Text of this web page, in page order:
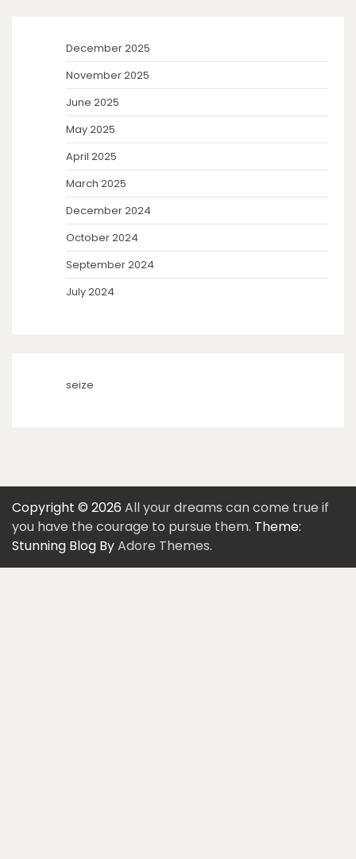
December 2025
November 2025
June 2025
May 2025
April 2025
March 2025
December 2024
October 2024
September 2024
July 2024
seize
Copyright © 2026 All your dreams can come true if
you have the courage to pursue them. Theme:
Stunning Blog ByAdore Themes.